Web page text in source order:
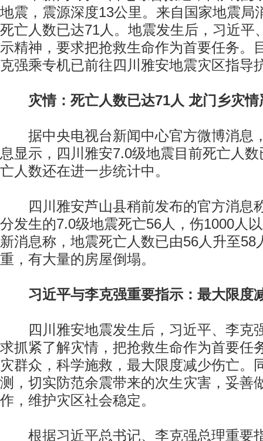
地震，震源深度13公里。来自国家地震局
死亡人数已达71人。地震发生后，习近平
示精神，要求把抢救生命作为首要任务。
克强乘专机已前往四川雅安地震灾区指导
灾情：死亡人数已达71人 龙门乡灾情
据中央电视台新闻中心官方微博消息
息显示，四川雅安7.0级地震目前死亡人
亡人数还在进一步统计中。
四川雅安芦山县稍前发布的官方消息
分发生的7.0级地震死亡56人，伤1000人
新消息称，地震死亡人数已由56人升至58
重，有大量的房屋倒塌。
习近平与李克强重要指示：最大限度
四川雅安地震发生后，习近平、李克
求抓紧了解灾情，把抢救生命作为首要任
灾群众，科学施救，最大限度减少伤亡。
测，切实防范余震带来的次生灾害，妥善
作，维护灾区社会稳定。
根据习近平总书记、李克强总理重要